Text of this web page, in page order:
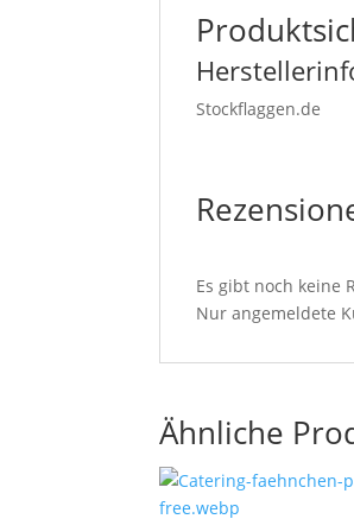
Stockflaggen.de
Es gibt noch keine
Nur angemeldete
Ähnliche